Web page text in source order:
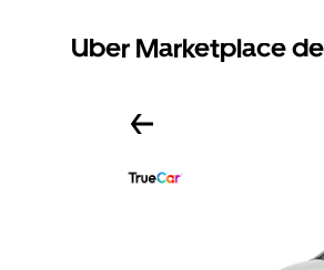
Uber Marketplace